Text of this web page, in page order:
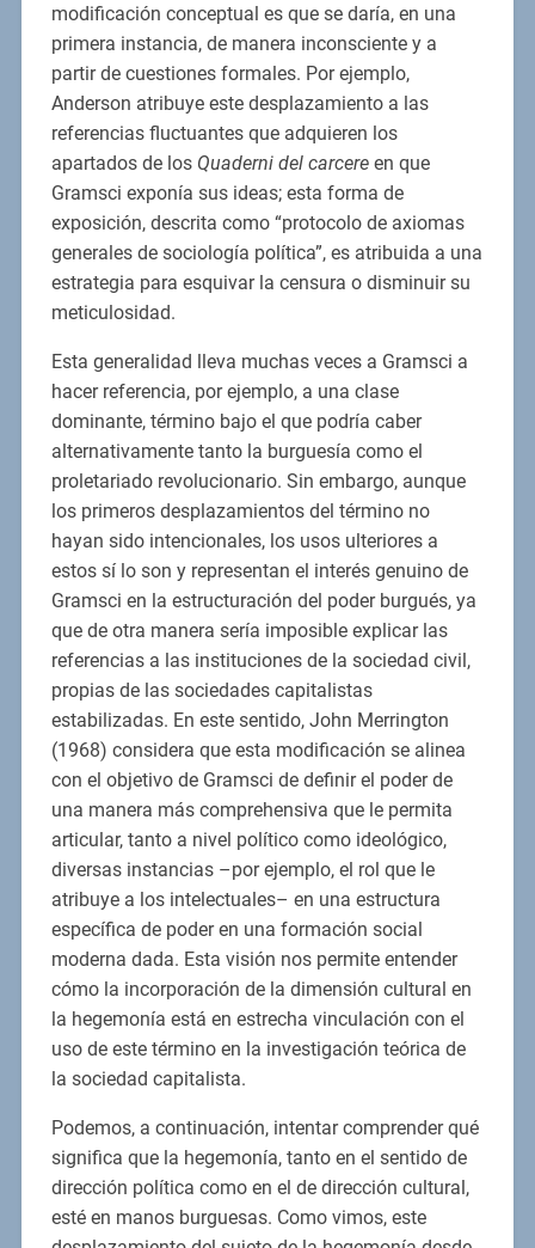
modificación conceptual es que se daría, en una
primera instancia, de manera inconsciente y a
partir de cuestiones formales. Por ejemplo,
Anderson atribuye este desplazamiento a las
referencias fluctuantes que adquieren los
apartados de los Quaderni del carcereen que
Gramsci exponía sus ideas; esta forma de
exposición, descrita como “protocolo de axiomas
generales de sociología política”, es atribuida a una
estrategia para esquivar la censura o disminuir su
meticulosidad.
Esta generalidad lleva muchas veces a Gramsci a
hacer referencia, por ejemplo, a una clase
dominante, término bajo el que podría caber
alternativamente tanto la burguesía como el
proletariado revolucionario. Sin embargo, aunque
los primeros desplazamientos del término no
hayan sido intencionales, los usos ulteriores a
estos sí lo son y representan el interés genuino de
Gramsci en la estructuración del poder burgués, ya
que de otra manera sería imposible explicar las
referencias a las instituciones de la sociedad civil,
propias de las sociedades capitalistas
estabilizadas. En este sentido, John Merrington
(1968) considera que esta modificación se alinea
con el objetivo de Gramsci de definir el poder de
una manera más comprehensiva que le permita
articular, tanto a nivel político como ideológico,
diversas instancias –por ejemplo, el rol que le
atribuye a los intelectuales– en una estructura
específica de poder en una formación social
moderna dada. Esta visión nos permite entender
cómo la incorporación de la dimensión cultural en
la hegemonía está en estrecha vinculación con el
uso de este término en la investigación teórica de
la sociedad capitalista.
Podemos, a continuación, intentar comprender qué
significa que la hegemonía, tanto en el sentido de
dirección política como en el de dirección cultural,
esté en manos burguesas. Como vimos, este